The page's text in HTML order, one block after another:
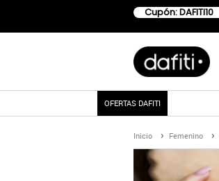
Cupón: DAFITI10
OFERTAS DAFITI
Inicio Femenino